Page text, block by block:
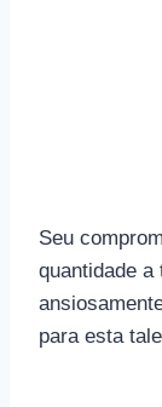
Seu
quantidade a
para esta